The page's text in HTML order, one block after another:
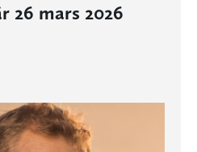
26 mars 2026